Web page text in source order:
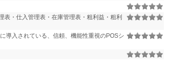
表・仕入管理表・在庫管理表・粗利益・粗利
導入されている、信頼、機能性重視のPOSシ